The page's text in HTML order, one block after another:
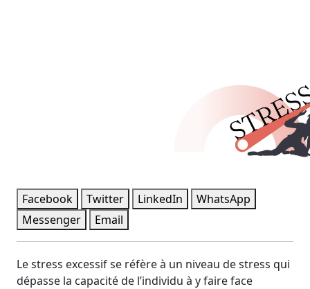
Facebook Twitter LinkedIn
WhatsApp
Messenger
Email
Le stress excessif se réfère à un niveau de stress qui
dépasse la capacité de l’individu à y faire face